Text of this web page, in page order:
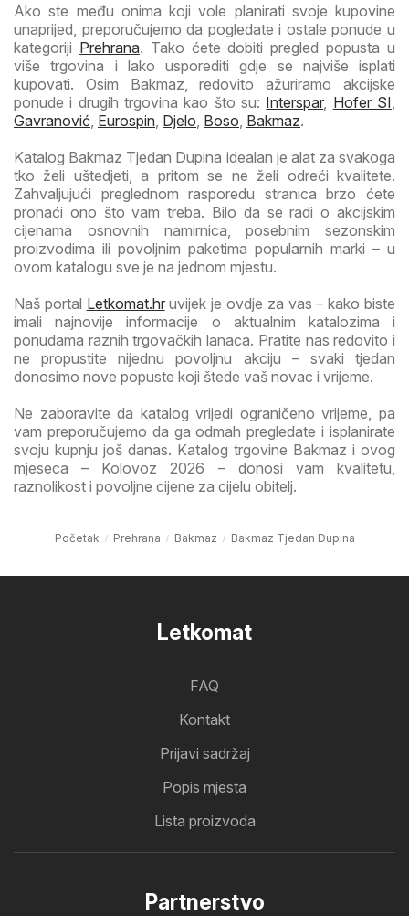
Ako ste među onima koji vole planirati svoje kupovine
unaprijed, preporučujemo da pogledate i ostale ponude u
kategoriji Prehrana. Tako ćete dobiti pregled popusta u
više trgovina i lako usporediti gdje se najviše isplati
kupovati. Osim Bakmaz, redovito ažuriramo akcijske
ponude i drugih trgovina kao što su: Interspar, Hofer SI
Gavranović Eurospin Djelo Boso Bakmaz.
Katalog Bakmaz Tjedan Dupina idealan je alat za svakoga
tko želi uštedjeti, a pritom se ne želi odreći kvalitete.
Zahvaljujući preglednom rasporedu stranica brzo ćete
pronaći ono što vam treba. Bilo da se radi o akcijskim
cijenama osnovnih namirnica, posebnim sezonskim
proizvodima ili povoljnim paketima popularnih marki – u
ovom katalogu sve je na jednom mjestu.
Naš portal Letkomat.hruvijek je ovdje za vas – kako biste
imali najnovije informacije o aktualnim katalozima i
ponudama raznih trgovačkih lanaca. Pratite nas redovito i
ne propustite nijednu povoljnu akciju – svaki tjedan
donosimo nove popuste koji štede vaš novac i vrijeme.
Ne zaboravite da katalog vrijedi ograničeno vrijeme, pa
vam preporučujemo da ga odmah pregledate i isplanirate
svoju kupnju još danas. Katalog trgovine Bakmaz i ovog
mjeseca – Kolovoz 2026 – donosi vam kvalitetu,
raznolikost i povoljne cijene za cijelu obitelj.
Početak Prehrana Bakmaz Bakmaz Tjedan Dupina
Letkomat
FAQ
Kontakt
Prijavi sadržaj
Popis mjesta
Lista proizvoda
Partnerstvo